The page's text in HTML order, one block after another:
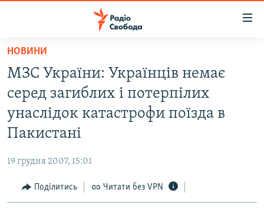
Перейти
основного
матеріалу
Перейти
до
основної
Перейти
пошуку
ВСЕ ЗА ДОБУ
СТАТТІ
СУСПІЛЬСТВО
КУЛЬТУРА
ВІЙНА
ДОНБАС.РЕАЛІЇ
КРИМ.РЕАЛІЇ
НОВИНИ
МЗС України: Українців немає
серед загиблих і потерпілих
унаслідок катастрофи поїзда в
Пакистані
19 грудня 2007, 15:01
Поділитись Читати без VPN